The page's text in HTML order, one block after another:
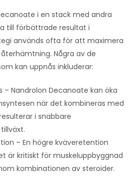
i en stack med andra
till förbättrade resultat i
används ofta för att maximera
Några av de
kan uppnås inkluderar:
– Nandrolon Decanoate kan öka
när det kombineras med
i snabbare
– En högre kväveretention
är kritiskt för muskeluppbyggnad
kombinationen av steroider.